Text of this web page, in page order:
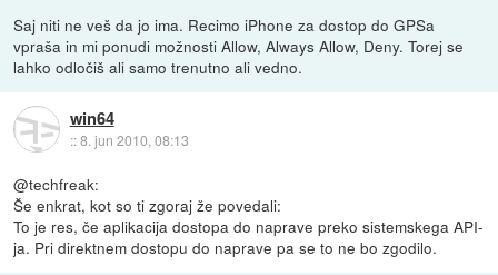
Saj niti ne veš da jo ima. Recimo iPhone za dostop do GPSa
vpraša in mi ponudi možnosti Allow, Always Allow, Deny. Torej se
lahko odločiš ali samo trenutno ali vedno.
win64
::8. jun 2010, 08:13
@techfreak:
Še enkrat, kot so ti zgoraj že povedali:
To je res, če aplikacija dostopa do naprave preko sistemskega API-
ja. Pri direktnem dostopu do naprave pa se to ne bo zgodilo.